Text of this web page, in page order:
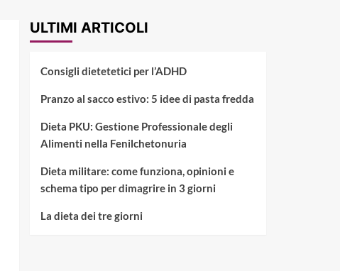
ULTIMI ARTICOLI
Consigli dietetetici per l’ADHD
Pranzo al sacco estivo: 5 idee di pasta fredda
Dieta PKU: Gestione Professionale degli
Alimenti nella Fenilchetonuria
Dieta militare: come funziona, opinioni e
schema tipo per dimagrire in 3 giorni
La dieta dei tre giorni